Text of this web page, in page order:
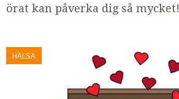
örat kan påverka dig så mycket!
HÄLSA